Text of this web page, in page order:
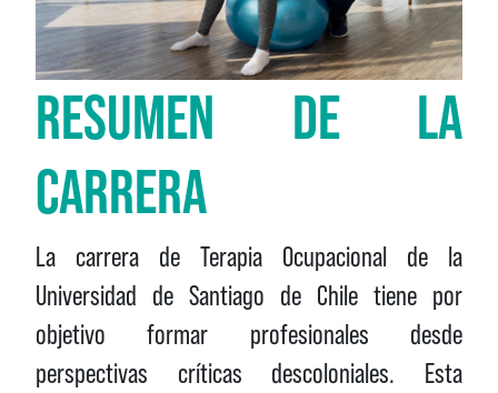
RESUMEN DE LA
CARRERA
La carrera de Terapia Ocupacional de la
Universidad de Santiago de Chile tiene por
objetivo formar profesionales desde
perspectivas críticas descoloniales. Esta